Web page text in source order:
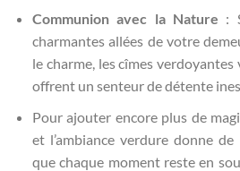
Communion avec la Nature :
charmantes allées de votre
le charme, les cîmes
offrent un senteur de détente
Pour ajouter encore plus de
et l’ambiance verdure donne
que chaque moment reste en